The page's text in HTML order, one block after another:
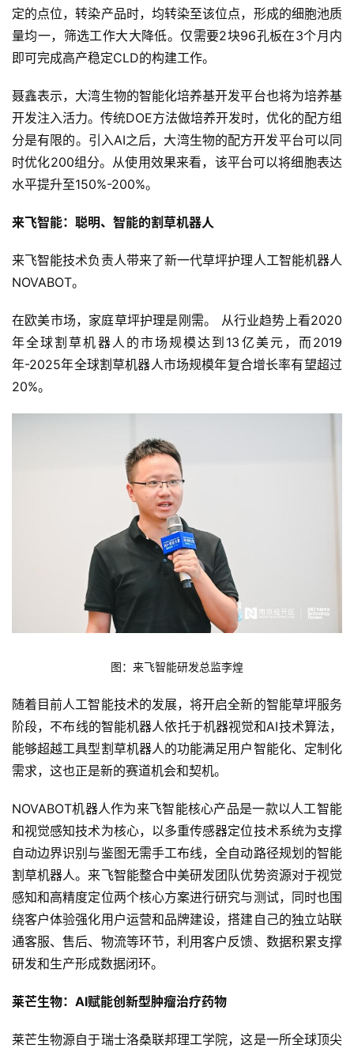
定的点位，转染产品时，均转染至该位点，形成的细胞池质
量均一，筛选工作大大降低。仅需要2块96孔板在3个月内
即可完成高产稳定CLD的构建工作。
聂鑫表示，大湾生物的智能化培养基开发平台也将为培养基
开发注入活力。传统DOE方法做培养开发时，优化的配方组
分是有限的。引入AI之后，大湾生物的配方开发平台可以同
时优化200组分。从使用效果来看，该平台可以将细胞表达
水平提升至150%-200%。
来飞智能：聪明、智能的割草机器人
来飞智能技术负责人带来了新一代草坪护理人工智能机器人
NOVABOT。
在欧美市场，家庭草坪护理是刚需。 从行业趋势上看2020
年全球割草机器人的市场规模达到13亿美元，而2019
年-2025年全球割草机器人市场规模年复合增长率有望超过
20%。
图：来飞智能研发总监李煌
随着目前人工智能技术的发展，将开启全新的智能草坪服务
阶段，不布线的智能机器人依托于机器视觉和AI技术算法，
能够超越工具型割草机器人的功能满足用户智能化、定制化
需求，这也正是新的赛道机会和契机。
NOVABOT机器人作为来飞智能核心产品是一款以人工智能
和视觉感知技术为核心，以多重传感器定位技术系统为支撑
自动边界识别与鉴图无需手工布线，全自动路径规划的智能
割草机器人。来飞智能整合中美研发团队优势资源对于视觉
感知和高精度定位两个核心方案进行研究与测试，同时也围
绕客户体验强化用户运营和品牌建设，搭建自己的独立站联
通客服、售后、物流等环节，利用客户反馈、数据积累支撑
研发和生产形成数据闭环。
莱芒生物：AI赋能创新型肿瘤治疗药物
莱芒生物源自于瑞士洛桑联邦理工学院，这是一所全球顶尖